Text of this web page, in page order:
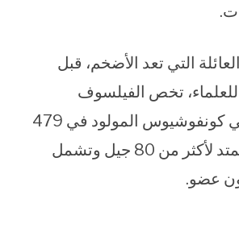
التي تعد الأضخم، قبل
للعلماء، تخص الفيلسوف
والمعلم الصيني كونفوشيوس المولود في 479
قبل الميلاد، وتمتد لأكثر من 80 جيل وتشمل